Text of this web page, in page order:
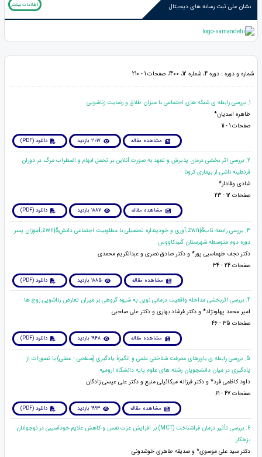
نشان ملی ثبت رسانه های دیجیتال اطلاعات بیشتر
شماره و دوره : دوره 4، شماره 12، 1400، صفحات 1 - 210
1. بررسی رابطه ی شبکه های اجتماعی با میزان طلاق و رضایت زناشویی
طاهره اسدیان*
صفحات 1 - 11
مشاهده مقاله 2017 بازدید دانلود (PDF)
2. بررسی اثر بخشی درمان پذیرش و تعهد به صورت آنلاین بر تحمل ابهام و اضطراب مرگ در دوران
قرنطینه ناشی از بیماری کرونا
شادی وفادار*
صفحات 12 - 23
مشاهده مقاله 1887 بازدید دانلود (PDF)
3. بررسی رابطه تاب&zwnj;آوری و خودپنداره تحصیلی با مطلوبیت اجتماعی دانش&zwnj;آموزان پسر
دوره دوم متوسطه شهرستان گنبدکاووس
دکتر نجف طهماسبی پور* و دکتر صادق نصری و عبدالکریم محمدی
صفحات 24 - 34
مشاهده مقاله 1885 بازدید دانلود (PDF)
4. بررسی اثربخشی مداخله واقعیت درمانی نوین به شیوه گروهی بر میزان تعارض زناشویی زوج ها
امیر محمد پهلونژاد* و دکتر فرشاد بهاری و دکتر علی صاحبی
صفحات 35 - 46
مشاهده مقاله 1948 بازدید دانلود (PDF)
5. بررسی رابطه ی باورهای معرفت شناختی علمی و انگیزۀ یادگیری (سطحی - عمقی) با تصورات از
یادگیری در میان دانشجویان رشته های علوم پایه دانشگاه ارومیه
داود کاظمی فرد* و دکتر فرزانه میکائیلی منیع و دکتر علی عیسی زادگان
صفحات 47 - 61
مشاهده مقاله 1993 بازدید دانلود (PDF)
6. بررسی تأثیر درمان فراشناخت (MCT) بر افزایش عزت نفس و کاهش علایم خودآسیبی در نوجوانان
بزهکار
دکتر سید علی موسوی* و صدیقه طاهری خوشدونی